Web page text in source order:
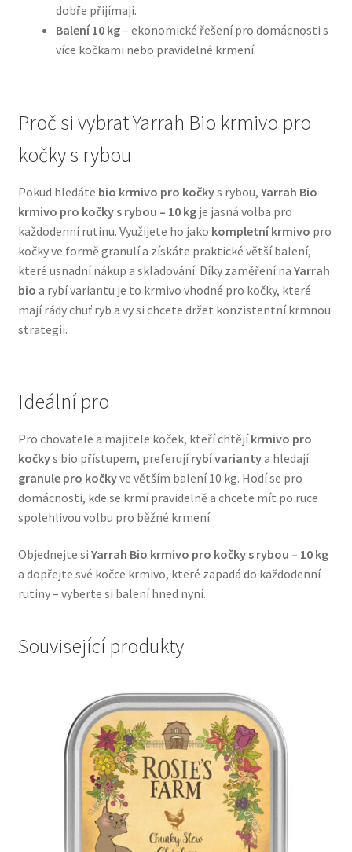
Hill’s pro psy
Hračky pro psy
N&D Farmina pro psy — Italské holistic krmivo
Pamlsky pro psy
Pelíšky pro psy
Ortopedické pelíšky
Veterinární dieta pro psy
Vodítka a obojky
Wolf of Wilderness
dobře přijímají.
Balení 10 kg– ekonomické řešení pro domácnosti s
více kočkami nebo pravidelné krmení.
Proč si vybrat Yarrah Bio krmivo pro
kočky s rybou
Pokud hledáte bio krmivo pro kočkys rybou, Yarrah Bio
krmivo pro kočky s rybou – 10 kgje jasná volba pro
každodenní rutinu. Využijete ho jako kompletní krmivo pro
kočky ve formě granulí a získáte praktické větší balení,
které usnadní nákup a skladování. Díky zaměření na Yarrah
bio a rybí variantu je to krmivo vhodné pro kočky, které
mají rády chuť ryb a vy si chcete držet konzistentní krmnou
strategii.
Ideální pro
Pro chovatele a majitele koček, kteří chtějíkrmivo pro
kočkys bio přístupem, preferujírybí variantya hledají
granule pro kočkyve větším balení 10 kg. Hodí se pro
domácnosti, kde se krmí pravidelně a chcete mít po ruce
spolehlivou volbu pro běžné krmení.
Objednejte si Yarrah Bio krmivo pro kočky s rybou – 10 kg
a dopřejte své kočce krmivo, které zapadá do každodenní
rutiny – vyberte si balení hned nyní.
Související produkty